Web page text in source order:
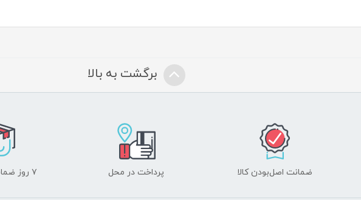
برگشت به بالا
ضمانت اصل‌بودن کالا پرداخت در محل ۷ روز ضمانت بازگشت